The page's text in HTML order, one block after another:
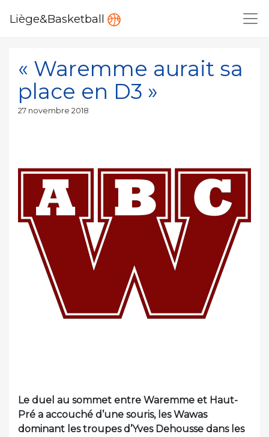
Liège&Basketball
« Waremme aurait sa
place en D3 »
Publié
27 novembre 2018
Le duel au sommet entre Waremme et Haut-
Pré a accouché d’une souris, les Wawas
dominant les troupes d’Yves Dehousse dans les